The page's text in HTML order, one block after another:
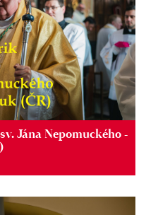
Jána Nepomuckého -